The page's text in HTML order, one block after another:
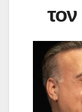
τον